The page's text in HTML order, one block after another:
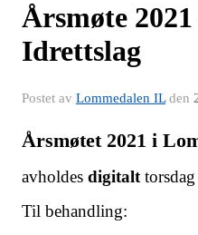
Årsmøte
Idrettslag
Postet av Lommedalen ILden
Årsmøtet 2021 i
avholdes digitalt
Til behandling: